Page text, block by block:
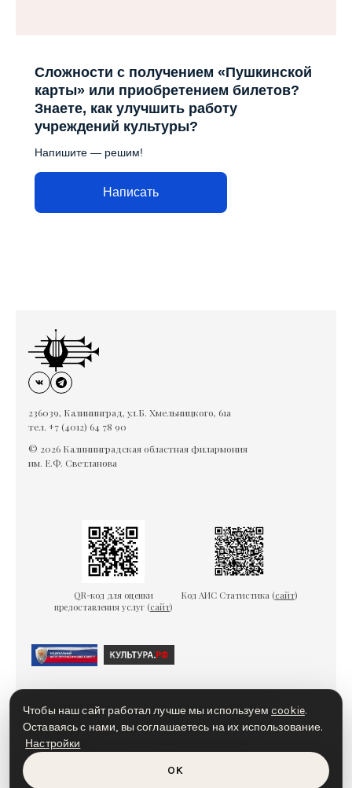
Сложности с получением «Пушкинской
карты» или приобретением билетов?
Знаете, как улучшить работу
учреждений культуры?
Напишите — решим!
Написать
236039, Калининград, ул.Б. Хмельницкого, 61а
тел. +7 (4012) 64 78 90
© 2026 Калининградская областная филармония
им. Е.Ф. Светланова
QR-код для оценки
предоставления услуг (сайт)
Код АИС Статистика (сайт)
Гарантии безопасности
Пользовательское соглашение
Политика конфиденциальности
Политика cookies
Доступная среда
Чтобы наш сайт работал лучше мы используемcookie.
Оставаясь с нами, вы соглашаетесь на их использование.
Настройки
OK